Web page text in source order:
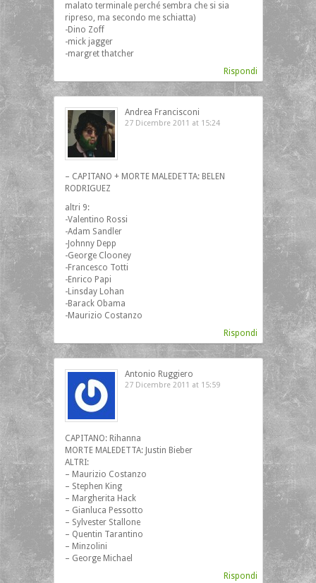
malato terminale perché sembra che si sia
ripreso, ma secondo me schiatta)
-Dino Zoff
-mick jagger
-margret thatcher
Rispondi
Andrea Francisconi
27 Dicembre 2011 at 15:24
– CAPITANO + MORTE MALEDETTA: BELEN
RODRIGUEZ
altri 9:
-Valentino Rossi
-Adam Sandler
-Johnny Depp
-George Clooney
-Francesco Totti
-Enrico Papi
-Linsday Lohan
-Barack Obama
-Maurizio Costanzo
Rispondi
Antonio Ruggiero
27 Dicembre 2011 at 15:59
CAPITANO: Rihanna
MORTE MALEDETTA: Justin Bieber
ALTRI:
– Maurizio Costanzo
– Stephen King
– Margherita Hack
– Gianluca Pessotto
– Sylvester Stallone
– Quentin Tarantino
– Minzolini
– George Michael
Rispondi